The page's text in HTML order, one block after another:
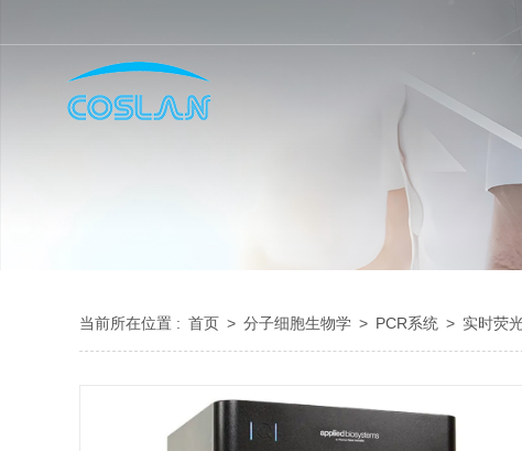
当前所在位置 : 首页 > 分子细胞生物学 > PCR系统 > 实时荧